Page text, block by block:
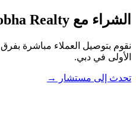
الشراء مع Sobha Realty؟
نقوم بتوصيل العملاء مباشرة
الأولى في دبي.
تحدث إلى مستشار →